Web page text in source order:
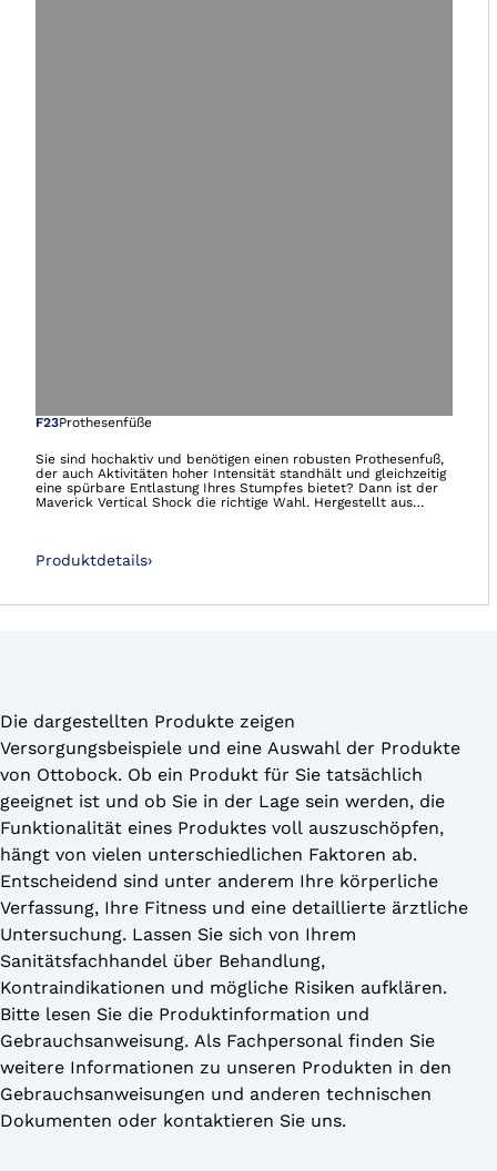
Öffnet das Bild
F23Prothesenfüße
Sie sind hochaktiv und benötigen einen robusten Prothesenfuß,
der auch Aktivitäten hoher Intensität standhält und gleichzeitig
eine spürbare Entlastung Ihres Stumpfes bietet? Dann ist der
Maverick Vertical Shock die richtige Wahl. Hergestellt aus
Produktdetails›
Die dargestellten Produkte zeigen
Versorgungsbeispiele und eine Auswahl der Produkte
von Ottobock. Ob ein Produkt für Sie tatsächlich
geeignet ist und ob Sie in der Lage sein werden, die
Funktionalität eines Produktes voll auszuschöpfen,
hängt von vielen unterschiedlichen Faktoren ab.
Entscheidend sind unter anderem Ihre körperliche
Verfassung, Ihre Fitness und eine detaillierte ärztliche
Untersuchung. Lassen Sie sich von Ihrem
Sanitätsfachhandel über Behandlung,
Kontraindikationen und mögliche Risiken aufklären.
Bitte lesen Sie die Produktinformation und
Gebrauchsanweisung. Als Fachpersonal finden Sie
weitere Informationen zu unseren Produkten in den
Gebrauchsanweisungen und anderen technischen
Dokumenten oder kontaktieren Sie uns.